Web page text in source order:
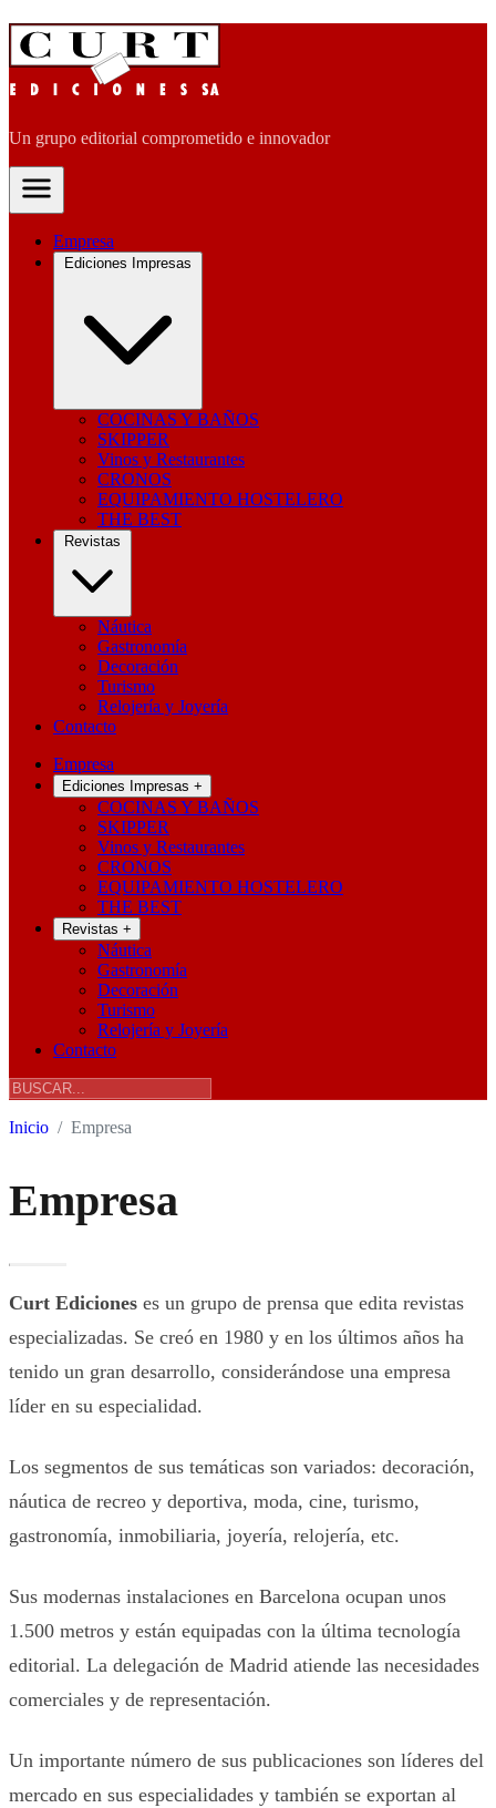
Un grupo editorial comprometido e innovador
Empresa
Ediciones Impresas
COCINAS Y BAÑOS
SKIPPER
Vinos y Restaurantes
CRONOS
EQUIPAMIENTO HOSTELERO
THE BEST
Revistas
Náutica
Gastronomía
Decoración
Turismo
Relojería y Joyería
Contacto
Empresa
Ediciones Impresas +
COCINAS Y BAÑOS
SKIPPER
Vinos y Restaurantes
CRONOS
EQUIPAMIENTO HOSTELERO
THE BEST
Revistas +
Náutica
Gastronomía
Decoración
Turismo
Relojería y Joyería
Contacto
Inicio Empresa
Empresa
Curt Ediciones es un grupo de prensa que edita revistas
especializadas. Se creó en 1980 y en los últimos años ha
tenido un gran desarrollo, considerándose una empresa
líder en su especialidad.
Los segmentos de sus temáticas son variados: decoración,
náutica de recreo y deportiva, moda, cine, turismo,
gastronomía, inmobiliaria, joyería, relojería, etc.
Sus modernas instalaciones en Barcelona ocupan unos
1.500 metros y están equipadas con la última tecnología
editorial. La delegación de Madrid atiende las necesidades
comerciales y de representación.
Un importante número de sus publicaciones son líderes del
mercado en sus especialidades y también se exportan al